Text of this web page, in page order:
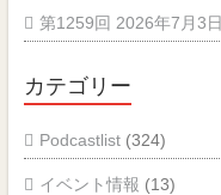
第1259回 2026年7月3日
カテゴリー
Podcastlist(324)
イベント情報 (13)